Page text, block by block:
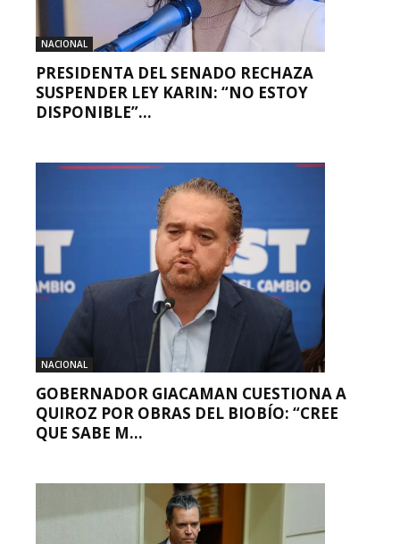
NACIONAL
PRESIDENTA DEL SENADO RECHAZA
SUSPENDER LEY KARIN: “NO ESTOY
DISPONIBLE”...
NACIONAL
GOBERNADOR GIACAMAN CUESTIONA A
QUIROZ POR OBRAS DEL BIOBÍO: “CREE
QUE SABE M...